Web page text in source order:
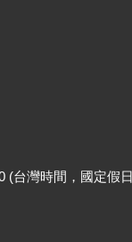
(台灣時間，國定假